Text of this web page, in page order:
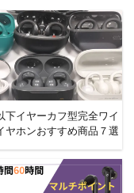
下イヤーカフ型完全ワイ
ヤホンおすすめ商品７選